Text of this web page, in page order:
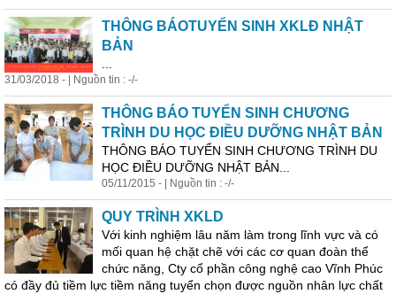
THÔNG BÁOTUYỂN SINH XKLĐ NHẬT
BẢN
31/03/2018 - | Nguồn tin : -/-
THÔNG BÁO TUYỂN SINH CHƯƠNG
TRÌNH DU HỌC ĐIỀU DƯỠNG NHẬT BẢN
THÔNG BÁO TUYỂN SINH CHƯƠNG TRÌNH DU
HỌC ĐIỀU DƯỠNG NHẬT BẢN...
05/11/2015 - | Nguồn tin : -/-
QUY TRÌNH XKLD
Với kinh nghiệm lâu năm làm trong lĩnh vực và có
mối quan hệ chặt chẽ với các cơ quan đoàn thể
chức năng, Cty cổ phần công nghệ cao Vĩnh Phúc
có đầy đủ tiềm lực tiềm năng tuyển chọn được nguồn nhân lực chất